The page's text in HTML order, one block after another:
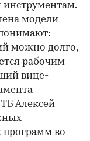
модели
можно долго,
рабочим
вице-
Алексей
программ во